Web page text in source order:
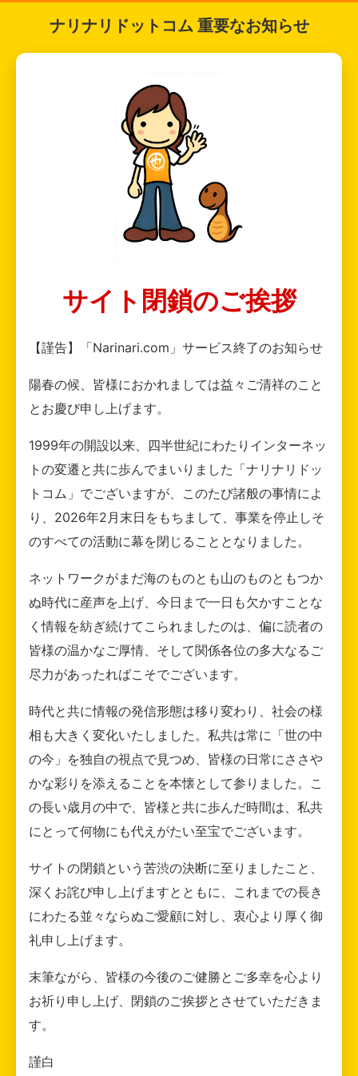
ナリナリドットコム 重要なお知らせ
サイト閉鎖のご挨拶
【謹告】「Narinari.com」サービス終了のお知らせ
陽春の候、皆様におかれましては益々ご清祥のこと
とお慶び申し上げます。
1999年の開設以来、四半世紀にわたりインターネッ
トの変遷と共に歩んでまいりました「ナリナリドッ
トコム」でございますが、このたび諸般の事情によ
り、2026年2月末日をもちまして、事業を停止しそ
のすべての活動に幕を閉じることとなりました。
ネットワークがまだ海のものとも山のものともつか
ぬ時代に産声を上げ、今日まで一日も欠かすことな
く情報を紡ぎ続けてこられましたのは、偏に読者の
皆様の温かなご厚情、そして関係各位の多大なるご
尽力があったればこそでございます。
時代と共に情報の発信形態は移り変わり、社会の様
相も大きく変化いたしました。私共は常に「世の中
の今」を独自の視点で見つめ、皆様の日常にささや
かな彩りを添えることを本懐として参りました。こ
の長い歳月の中で、皆様と共に歩んだ時間は、私共
にとって何物にも代えがたい至宝でございます。
サイトの閉鎖という苦渋の決断に至りましたこと、
深くお詫び申し上げますとともに、これまでの長き
にわたる並々ならぬご愛顧に対し、衷心より厚く御
礼申し上げます。
末筆ながら、皆様の今後のご健勝とご多幸を心より
お祈り申し上げ、閉鎖のご挨拶とさせていただきま
す。
謹白